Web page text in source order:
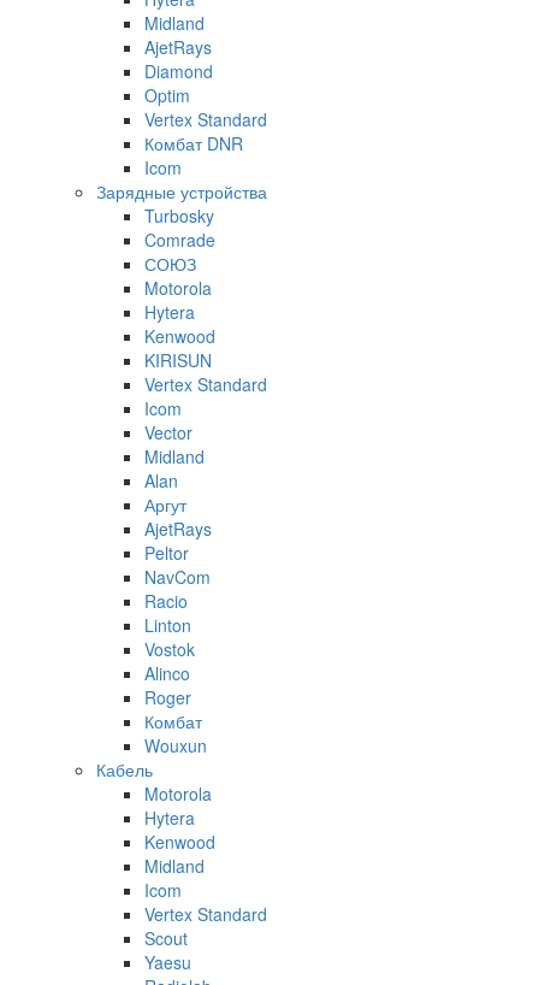
Midland
AjetRays
Diamond
Optim
Vertex Standard
Комбат DNR
Icom
Зарядные устройства
Turbosky
Comrade
СОЮЗ
Motorola
Hytera
Kenwood
KIRISUN
Vertex Standard
Icom
Vector
Midland
Alan
Аргут
AjetRays
Peltor
NavCom
Racio
Linton
Vostok
Alinco
Roger
Комбат
Wouxun
Кабель
Motorola
Hytera
Kenwood
Midland
Icom
Vertex Standard
Scout
Yaesu